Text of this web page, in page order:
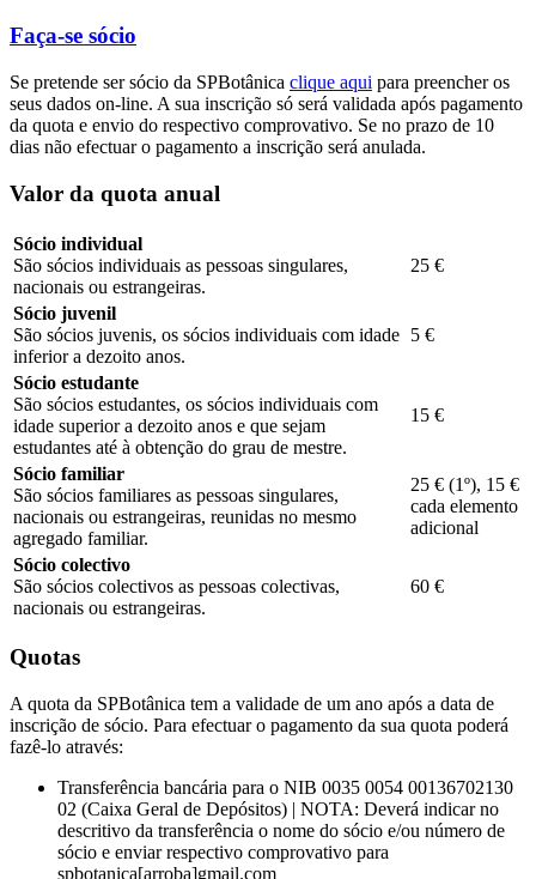
Faça-se sócio
Se pretende ser sócio da SPBotânica clique aqui para preencher os
seus dados on-line. A sua inscrição só será validada após pagamento
da quota e envio do respectivo comprovativo. Se no prazo de 10
dias não efectuar o pagamento a inscrição será anulada.
Valor da quota anual
Sócio individual
São sócios individuais as pessoas singulares,
nacionais ou estrangeiras.
25 €
Sócio juvenil
São sócios juvenis, os sócios individuais com idade
inferior a dezoito anos.
5 €
Sócio estudante
São sócios estudantes, os sócios individuais com
idade superior a dezoito anos e que sejam
estudantes até à obtenção do grau de mestre.
15 €
Sócio familiar
São sócios familiares as pessoas singulares,
nacionais ou estrangeiras, reunidas no mesmo
agregado familiar.
25 € (1º), 15 €
cada elemento
adicional
Sócio colectivo
São sócios colectivos as pessoas colectivas,
nacionais ou estrangeiras.
60 €
Quotas
A quota da SPBotânica tem a validade de um ano após a data de
inscrição de sócio. Para efectuar o pagamento da sua quota poderá
fazê-lo através:
Transferência bancária para o NIB 0035 0054 00136702130
02 (Caixa Geral de Depósitos) | NOTA: Deverá indicar no
descritivo da transferência o nome do sócio e/ou número de
sócio e enviar respectivo comprovativo para
spbotanica[arroba]gmail.com